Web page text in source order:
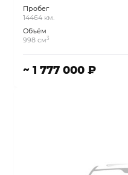
Пробег
14464 км.
Объём
998 см3
~ 1 777 000 ₽